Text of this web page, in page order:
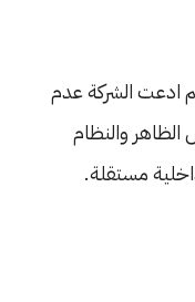
ادعت الشركة عدم
الظاهر والنظام
مستقلة.